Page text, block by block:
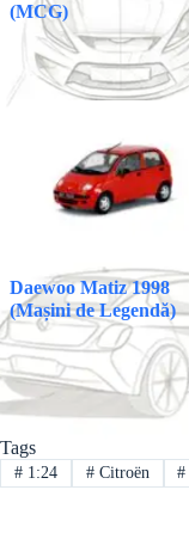
(MCG)
Daewoo Matiz 1998
(Mașini de Legendă)
Tags
#1:24 #Citroën #